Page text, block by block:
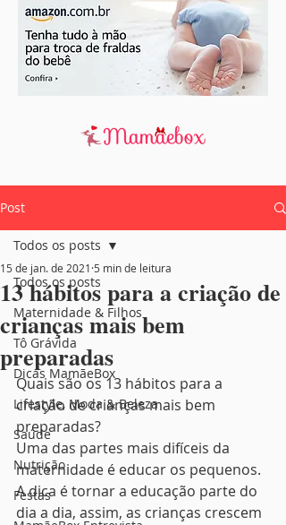
Post
Todos os posts
Maternidade & Filhos
Tô Grávida
Dicas MamãeBox
Lifestyle, Moda & Beleza
Saúde
Nutrição
Festas
Todos os posts
13 hábitos para a criação de
crianças mais bem
preparadas
15 de jan. de 2021 5 min de leitura
Quais são os 13 hábitos para a
criação de crianças mais bem
preparadas?
Uma das partes mais difíceis da
maternidade é educar os pequenos.
A dica é tornar a educação parte do
dia a dia, assim, as crianças crescem